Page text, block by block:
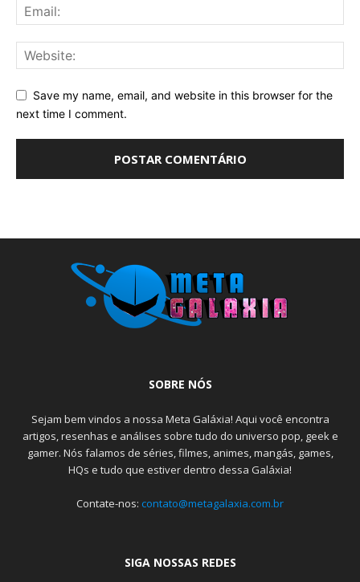
Save my name, email, and website in this browser for the
next time I comment.
SOBRE NÓS
Sejam bem vindos a nossa Meta Galáxia! Aqui você encontra
artigos, resenhas e análises sobre tudo do universo pop, geek e
gamer. Nós falamos de séries, filmes, animes, mangás, games,
HQs e tudo que estiver dentro dessa Galáxia!
Contate-nos: contato@metagalaxia.com.br
SIGA NOSSAS REDES